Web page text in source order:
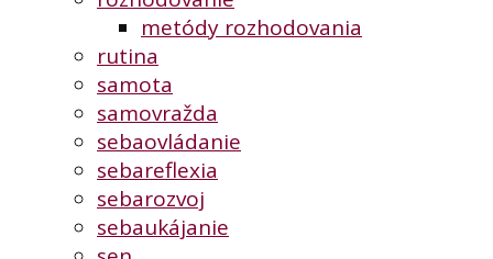
metódy rozhodovania
rutina
samota
samovražda
sebaovládanie
sebareflexia
sebarozvoj
sebaukájanie